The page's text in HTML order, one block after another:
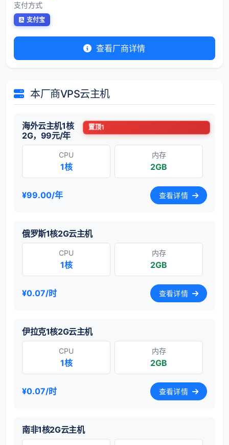
支付方式
支付宝
查看厂商详情
本厂商VPS云主机
海外云主机1核
2G，99元/年
置顶1
CPU
1核
内存
2GB
¥99.00/年 查看详情
俄罗斯1核2G云主机
CPU
1核
内存
2GB
¥0.07/时 查看详情
伊拉克1核2G云主机
CPU
1核
内存
2GB
¥0.07/时 查看详情
南非1核2G云主机